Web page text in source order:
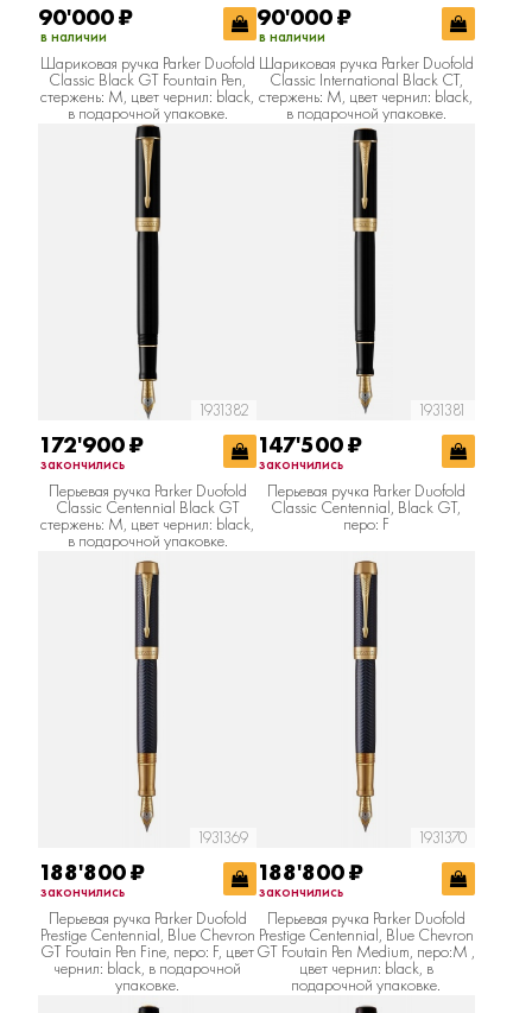
90'000₽
в наличии
Шариковая ручка Parker Duofold
Classic Black GT Fountain Pen,
стержень: M, цвет чернил: black,
в подарочной упаковке.
90'000₽
в наличии
Шариковая ручка Parker Duofold
Classic International Black CT,
стержень: M, цвет чернил: black,
в подарочной упаковке.
1931382
172'900₽
закончились
Перьевая ручка Parker Duofold
Classic Centennial Black GT
стержень: M, цвет чернил: black,
в подарочной упаковке.
1931381
147'500₽
закончились
Перьевая ручка Parker Duofold
Classic Centennial, Black GT,
перо: F
1931369
188'800₽
закончились
Перьевая ручка Parker Duofold
Prestige Centennial, Blue Chevron
GT Foutain Pen Fine, перо: F, цвет
чернил: black, в подарочной
упаковке.
1931370
188'800₽
закончились
Перьевая ручка Parker Duofold
Prestige Centennial, Blue Chevron
GT Foutain Pen Medium, перо:M ,
цвет чернил: black, в
подарочной упаковке.